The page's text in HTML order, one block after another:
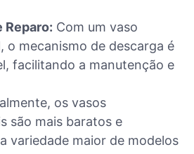
Reparo: Com um vaso
o mecanismo de descarga é
facilitando a manutenção e
os vasos
são mais baratos e
variedade maior de modelos